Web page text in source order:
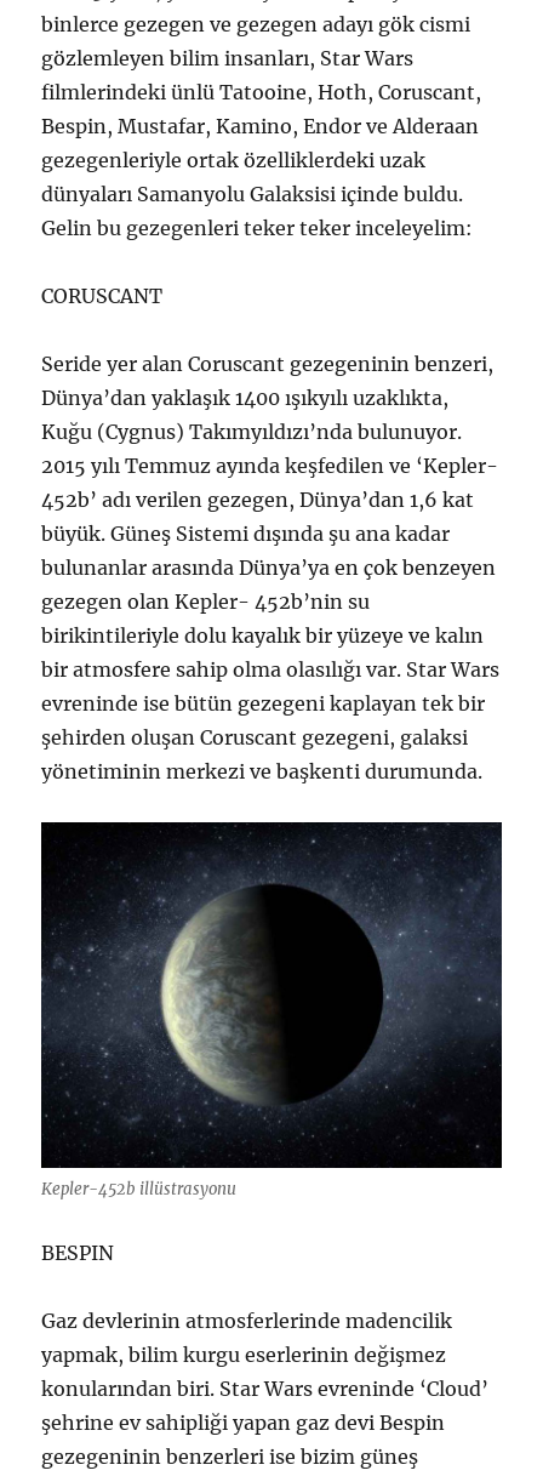
binlerce gezegen ve gezegen adayı gök cismi
gözlemleyen bilim insanları, Star Wars
filmlerindeki ünlü Tatooine, Hoth, Coruscant,
Bespin, Mustafar, Kamino, Endor ve Alderaan
gezegenleriyle ortak özelliklerdeki uzak
dünyaları Samanyolu Galaksisi içinde buldu.
Gelin bu gezegenleri teker teker inceleyelim:
CORUSCANT
Seride yer alan Coruscant gezegeninin benzeri,
Dünya’dan yaklaşık 1400 ışıkyılı uzaklıkta,
Kuğu (Cygnus) Takımyıldızı’nda bulunuyor.
2015 yılı Temmuz ayında keşfedilen ve ‘Kepler-
452b’ adı verilen gezegen, Dünya’dan 1,6 kat
büyük. Güneş Sistemi dışında şu ana kadar
bulunanlar arasında Dünya’ya en çok benzeyen
gezegen olan Kepler- 452b’nin su
birikintileriyle dolu kayalık bir yüzeye ve kalın
bir atmosfere sahip olma olasılığı var. Star Wars
evreninde ise bütün gezegeni kaplayan tek bir
şehirden oluşan Coruscant gezegeni, galaksi
yönetiminin merkezi ve başkenti durumunda.
Kepler-452b illüstrasyonu
BESPIN
Gaz devlerinin atmosferlerinde madencilik
yapmak, bilim kurgu eserlerinin değişmez
konularından biri. Star Wars evreninde ‘Cloud’
şehrine ev sahipliği yapan gaz devi Bespin
gezegeninin benzerleri ise bizim güneş